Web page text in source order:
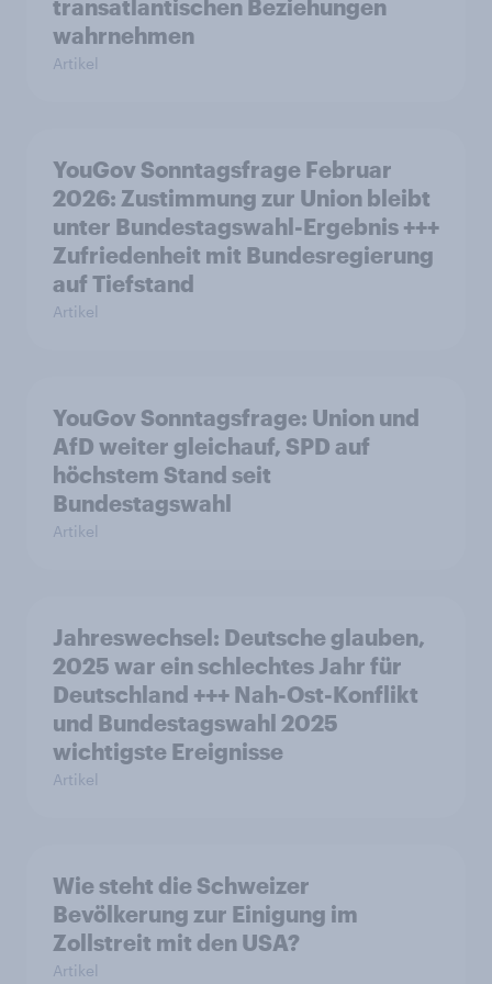
transatlantischen Beziehungen
wahrnehmen
Artikel
YouGov Sonntagsfrage Februar
2026: Zustimmung zur Union bleibt
unter Bundestagswahl-Ergebnis +++
Zufriedenheit mit Bundesregierung
auf Tiefstand
Artikel
YouGov Sonntagsfrage: Union und
AfD weiter gleichauf, SPD auf
höchstem Stand seit
Bundestagswahl
Artikel
Jahreswechsel: Deutsche glauben,
2025 war ein schlechtes Jahr für
Deutschland +++ Nah-Ost-Konflikt
und Bundestagswahl 2025
wichtigste Ereignisse
Artikel
Wie steht die Schweizer
Bevölkerung zur Einigung im
Zollstreit mit den USA?
Artikel